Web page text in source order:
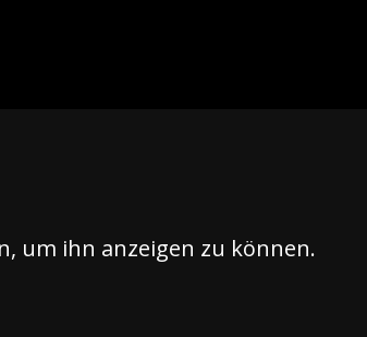
um ihn anzeigen zu können.